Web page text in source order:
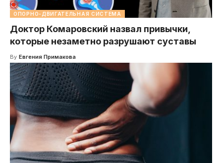
ОПОРНО-ДВИГАТЕЛЬНАЯ СИСТЕМА
Доктор Комаровский назвал привычки,
которые незаметно разрушают суставы
By Евгения Примакова